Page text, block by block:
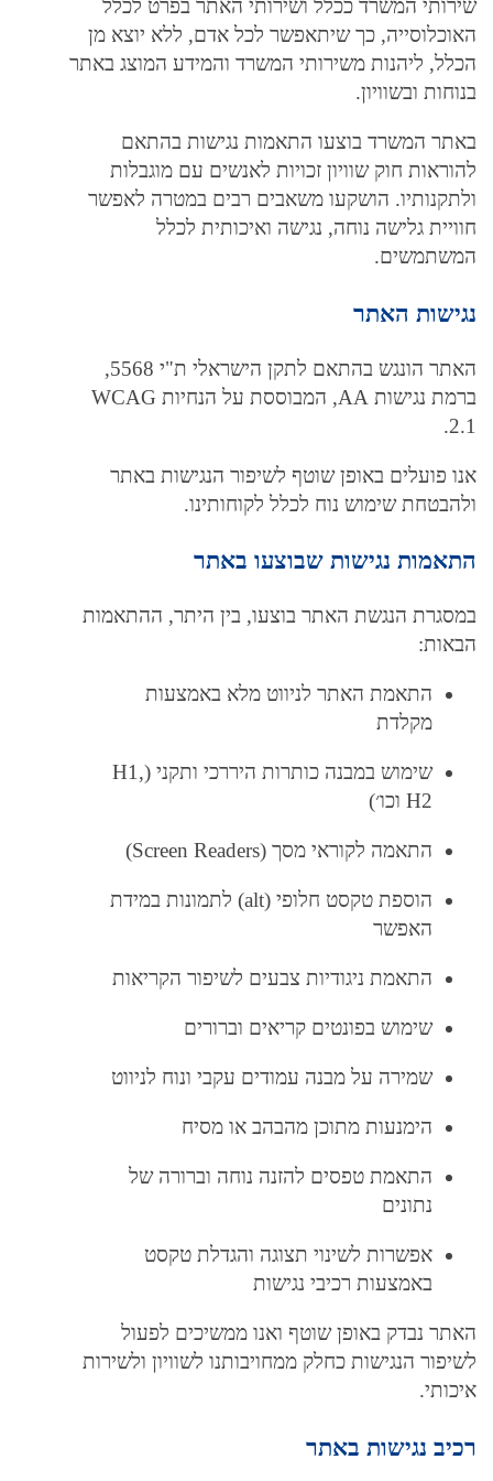
שירותי המשרד ככלל ושירותי האתר בפרט לכלל
האוכלוסייה, כך שיתאפשר לכל אדם, ללא יוצא מן
הכלל, ליהנות משירותי המשרד והמידע המוצג באתר
בנוחות ובשוויון.
באתר המשרד בוצעו התאמות נגישות בהתאם
להוראות חוק שוויון זכויות לאנשים עם מוגבלות
ולתקנותיו. הושקעו משאבים רבים במטרה לאפשר
חוויית גלישה נוחה, נגישה ואיכותית לכלל
המשתמשים.
נגישות האתר
האתר הונגש בהתאם לתקן הישראלי ת"י 5568,
ברמת נגישות AA, המבוססת על הנחיות WCAG
2.1.
אנו פועלים באופן שוטף לשיפור הנגישות באתר
ולהבטחת שימוש נוח לכלל לקוחותינו.
התאמות נגישות שבוצעו באתר
במסגרת הנגשת האתר בוצעו, בין היתר, ההתאמות
הבאות:
התאמת האתר לניווט מלא באמצעות
מקלדת
שימוש במבנה כותרות היררכי ותקני (H1,
H2 וכו׳)
התאמה לקוראי מסך (Screen Readers)
הוספת טקסט חלופי (alt) לתמונות במידת
האפשר
התאמת ניגודיות צבעים לשיפור הקריאות
שימוש בפונטים קריאים וברורים
שמירה על מבנה עמודים עקבי ונוח לניווט
הימנעות מתוכן מהבהב או מסיח
התאמת טפסים להזנה נוחה וברורה של
נתונים
אפשרות לשינוי תצוגה והגדלת טקסט
באמצעות רכיבי נגישות
האתר נבדק באופן שוטף ואנו ממשיכים לפעול
לשיפור הנגישות כחלק ממחויבותנו לשוויון ולשירות
איכותי.
רכיב נגישות באתר